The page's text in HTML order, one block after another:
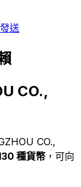
送
CO.,
CO.,
種貨幣 ，可向